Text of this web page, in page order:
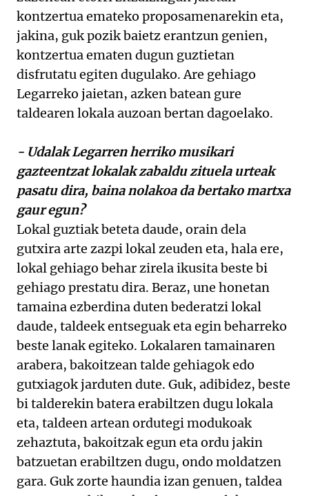
kontzertua emateko proposamenarekin eta,
jakina, guk pozik baietz erantzun genien,
kontzertua ematen dugun guztietan
disfrutatu egiten dugulako. Are gehiago
Legarreko jaietan, azken batean gure
taldearen lokala auzoan bertan dagoelako.
- Udalak Legarren herriko musikari
gazteentzat lokalak zabaldu zituela urteak
pasatu dira, baina nolakoa da bertako martxa
gaur egun?
Lokal guztiak beteta daude, orain dela
gutxira arte zazpi lokal zeuden eta, hala ere,
lokal gehiago behar zirela ikusita beste bi
gehiago prestatu dira. Beraz, une honetan
tamaina ezberdina duten bederatzi lokal
daude, taldeek entseguak eta egin beharreko
beste lanak egiteko. Lokalaren tamainaren
arabera, bakoitzean talde gehiagok edo
gutxiagok jarduten dute. Guk, adibidez, beste
bi talderekin batera erabiltzen dugu lokala
eta, taldeen artean ordutegi modukoak
zehaztuta, bakoitzak egun eta ordu jakin
batzuetan erabiltzen dugu, ondo moldatzen
gara. Guk zorte haundia izan genuen, taldea